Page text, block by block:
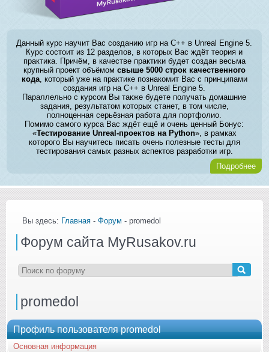
Данный курс научит Вас созданию игр на C++ в Unreal Engine 5.
Курс состоит из 12 разделов, в которых Вас ждёт теория и
практика. Причём, в качестве практики будет создан весьма
крупный проект объёмом свыше 5000 строк качественного
кода, который уже на практике познакомит Вас с принципами
создания игр на C++ в Unreal Engine 5.
Параллельно с курсом Вы также будете получать домашние
задания, результатом которых станет, в том числе,
полноценная серьёзная работа для портфолио.
Помимо самого курса Вас ждёт ещё и очень ценный Бонус:
«Тестирование Unreal-проектов на Python», в рамках
которого Вы научитесь писать очень полезные тесты для
тестирования самых разных аспектов разработки игр.
Подробнее
Вы здесь: Главная - Форум - promedol
Форум сайта MyRusakov.ru
promedol
Профиль пользователя promedol
Основная информация